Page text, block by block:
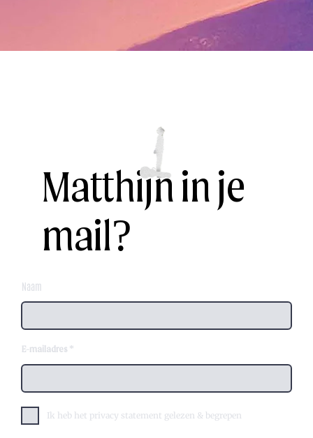
Ik heb het privacy statement gelezen & begrepen
E-mailadres
Naam
Matthijn in je
mail?